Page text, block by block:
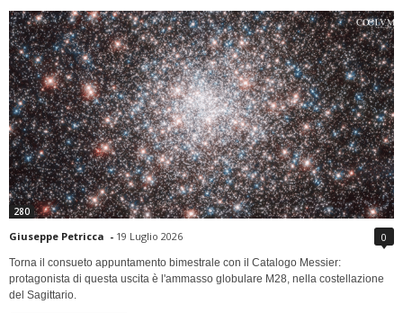
280
Giuseppe Petricca - 19 Luglio 2026 0
Torna il consueto appuntamento bimestrale con il Catalogo Messier:
protagonista di questa uscita è l'ammasso globulare M28, nella costellazione
del Sagittario.